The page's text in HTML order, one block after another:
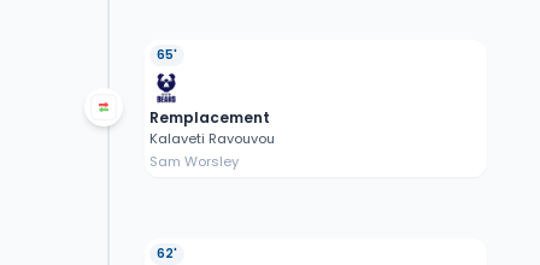
65'
Remplacement
Kalaveti Ravouvou
Sam Worsley
62'